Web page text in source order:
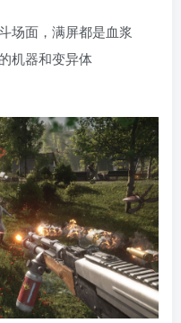
场面，满屏都是血浆
机器和变异体